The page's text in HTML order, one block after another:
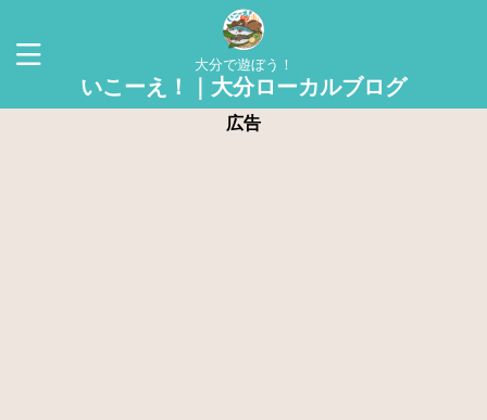
大分で遊ぼう！
いこーえ！｜大分ローカルブログ
広告